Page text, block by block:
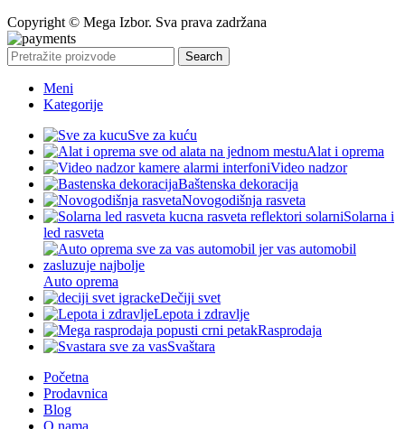
Copyright © Mega Izbor. Sva prava zadržana
Search
Meni
Kategorije
Sve za kuću
Alat i oprema
Video nadzor
Baštenska dekoracija
Novogodišnja rasveta
Solarna i
led rasveta
Auto oprema
Dečiji svet
Lepota i zdravlje
Rasprodaja
Svaštara
Početna
Prodavnica
Blog
O nama